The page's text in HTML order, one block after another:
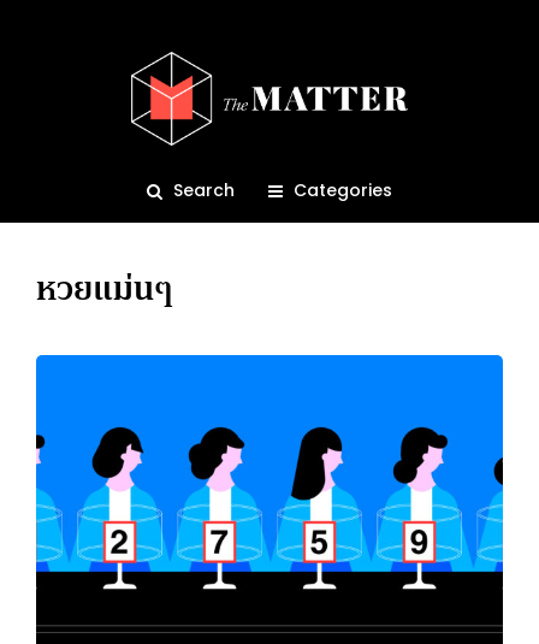
Search Categories
หวยแม่นๆ